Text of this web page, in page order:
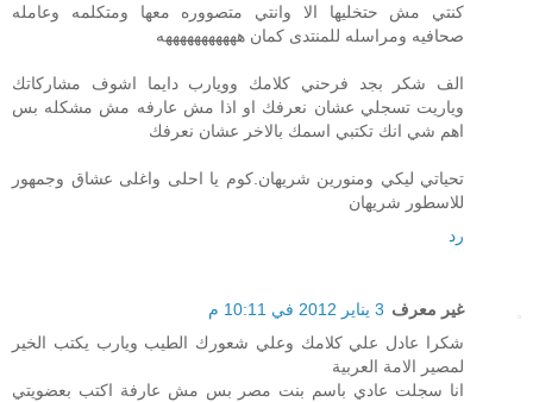
كنتي مش حتخليها الا وانتي متصووره معها ومتكلمه وعامله
صحافيه ومراسله للمنتدى كمان هههههههههههه
الف شكر بجد فرحني كلامك وويارب دايما اشوف مشاركاتك
وياريت تسجلي عشان نعرفك او اذا مش عارفه مش مشكله بس
اهم شي انك تكتبي اسمك بالاخر عشان نعرفك
تحياتي ليكي ومنورين شريهان.كوم يا احلى واغلى عشاق وجمهور
للاسطور شريهان
رد
غير معرف 3 يناير 2012 في 10:11 م
شكرا عادل علي كلامك وعلي شعورك الطيب ويارب يكتب الخير
لمصير الامة العربية
انا سجلت عادي باسم بنت مصر بس مش عارفة اكتب بعضويتي